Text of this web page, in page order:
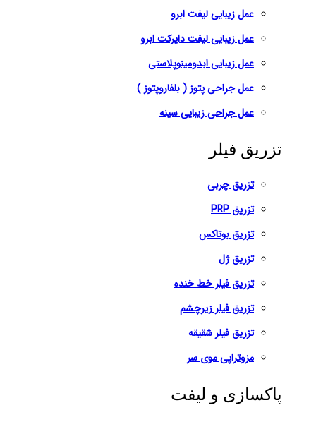
عمل زیبایی لیفت ابرو
عمل زیبایی لیفت دایرکت ابرو
عمل زیبایی ابدومینوپلاستی
عمل جراحی پتوز ( بلفاروپتوز )
عمل جراحی زیبایی سینه
تزریق فیلر
تزریق چربی
تزریق PRP
تزریق بوتاکس
تزریق ژل
تزریق فیلر خط خنده
تزریق فیلر زیرچشم
تزریق فیلر شقیقه
مزوتراپی موی سر
پاکسازی و لیفت